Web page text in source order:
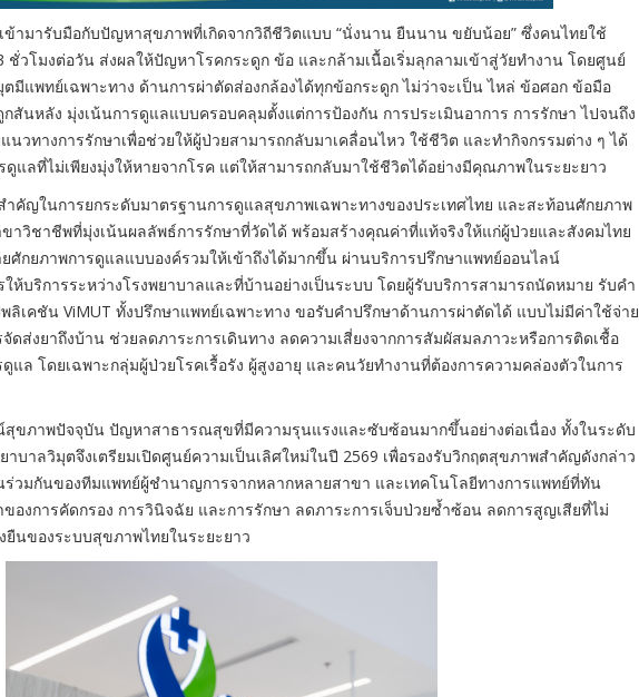
เข้ามารับมือกับปัญหาสุขภาพที่เกิดจากวิถีชีวิตแบบ “นั่งนาน ยืนนาน ขยับน้อย” ซึ่งคนไทยใช้
ชั่วโมงต่อวัน ส่งผลให้ปัญหาโรคกระดูก ข้อ และกล้ามเนื้อเริ่มลุกลามเข้าสู่วัยทำงาน โดยศูนย์
มีแพทย์เฉพาะทาง ด้านการผ่าตัดส่องกล้องได้ทุกข้อกระดูก ไม่ว่าจะเป็น ไหล่ ข้อศอก ข้อมือ
สันหลัง มุ่งเน้นการดูแลแบบครอบคลุมตั้งแต่การป้องกัน การประเมินอาการ การรักษา ไปจนถึง
วทางการรักษาเพื่อช่วยให้ผู้ป่วยสามารถกลับมาเคลื่อนไหว ใช้ชีวิต และทำกิจกรรมต่าง ๆ ได้
แลที่ไม่เพียงมุ่งให้หายจากโรค แต่ให้สามารถกลับมาใช้ชีวิตได้อย่างมีคุณภาพในระยะยาว
ในการยกระดับมาตรฐานการดูแลสุขภาพเฉพาะทางของประเทศไทย และสะท้อนศักยภาพ
าวิชาชีพที่มุ่งเน้นผลลัพธ์การรักษาที่วัดได้ พร้อมสร้างคุณค่าที่แท้จริงให้แก่ผู้ป่วยและสังคมไทย
ศักยภาพการดูแลแบบองค์รวมให้เข้าถึงได้มากขึ้น ผ่านบริการปรึกษาแพทย์ออนไลน์
ให้บริการระหว่างโรงพยาบาลและที่บ้านอย่างเป็นระบบ โดยผู้รับบริการสามารถนัดหมาย รับคำ
เคชัน ViMUT ทั้งปรึกษาแพทย์เฉพาะทาง ขอรับคำปรึกษาด้านการผ่าตัดได้ แบบไม่มีค่าใช้จ่าย
ดส่งยาถึงบ้าน ช่วยลดภาระการเดินทาง ลดความเสี่ยงจากการสัมผัสมลภาวะหรือการติดเชื้อ
แล โดยเฉพาะกลุ่มผู้ป่วยโรคเรื้อรัง ผู้สูงอายุ และคนวัยทำงานที่ต้องการความคล่องตัวในการ
าพปัจจุบัน ปัญหาสาธารณสุขที่มีความรุนแรงและซับซ้อนมากขึ้นอย่างต่อเนื่อง ทั้งในระดับ
าบาลวิมุตจึงเตรียมเปิดศูนย์ความเป็นเลิศใหม่ในปี 2569 เพื่อรองรับวิกฤตสุขภาพสำคัญดังกล่าว
ร่วมกันของทีมแพทย์ผู้ชำนาญการจากหลากหลายสาขา และเทคโนโลยีทางการแพทย์ที่ทัน
องการคัดกรอง การวินิจฉัย และการรักษา ลดภาระการเจ็บป่วยซ้ำซ้อน ลดการสูญเสียที่ไม่
ยืนของระบบสุขภาพไทยในระยะยาว